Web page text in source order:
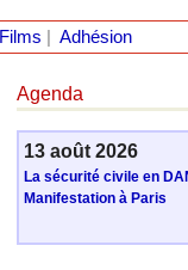
Films Adhésion
Agenda
13 août 2026
La sécurité civile en
Manifestation à Paris